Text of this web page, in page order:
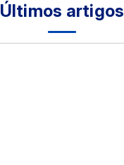
Últimos artigos